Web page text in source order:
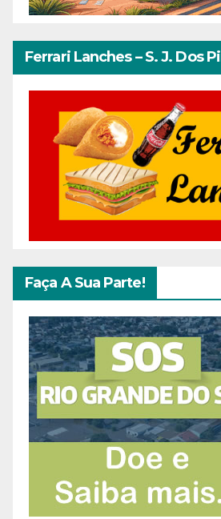
Ferrari Lanches – S. J. Dos
Faça A Sua Parte!